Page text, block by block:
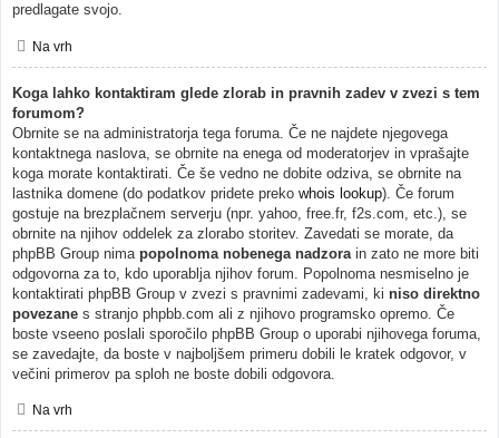
predlagate svojo.
Na vrh
Koga lahko kontaktiram glede zlorab in pravnih zadev v zvezi s tem
forumom?
Obrnite se na administratorja tega foruma. Če ne najdete njegovega
kontaktnega naslova, se obrnite na enega od moderatorjev in vprašajte
koga morate kontaktirati. Če še vedno ne dobite odziva, se obrnite na
lastnika domene (do podatkov pridete preko whois lookup). Če forum
gostuje na brezplačnem serverju (npr. yahoo, free.fr, f2s.com, etc.), se
obrnite na njihov oddelek za zlorabo storitev. Zavedati se morate, da
phpBB Group nima popolnoma nobenega nadzora in zato ne more biti
odgovorna za to, kdo uporablja njihov forum. Popolnoma nesmiselno je
kontaktirati phpBB Group v zvezi s pravnimi zadevami, ki niso direktno
povezane s stranjo phpbb.com ali z njihovo programsko opremo. Če
boste vseeno poslali sporočilo phpBB Group o uporabi njihovega foruma,
se zavedajte, da boste v najboljšem primeru dobili le kratek odgovor, v
večini primerov pa sploh ne boste dobili odgovora.
Na vrh